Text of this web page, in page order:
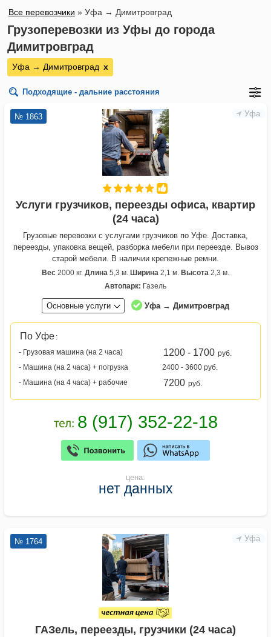
Все перевозчики » Уфа → Димитровград
Грузоперевозки из Уфы до города
Димитровград
Уфа → Димитровград х
Подходящие - дальние расстояния
Уфа
№ 1863
Услуги грузчиков, переезды офиса, квартир
(24 часа)
Грузовые перевозки с услугами грузчиков по Уфе. Доставка,
переезды, упаковка вещей, разборка мебели при переезде. Вывоз
старой мебели. В наличии крепежные ремни.
Вес 2000 кг. Длина 5,3 м. Ширина 2,1 м. Высота 2,3 м.
Автопарк: Газель
Основные услуги Уфа → Димитровград
По Уфе :
- Грузовая машина (на 2 часа)
1200 - 1700 руб.
- Машина (на 2 часа) + погрузка
2400 - 3600 руб.
- Машина (на 4 часа) + рабочие
7200 руб.
цена:
нет данных
Уфа
№ 1764
ГАЗель, переезды, грузчики (24 часа)